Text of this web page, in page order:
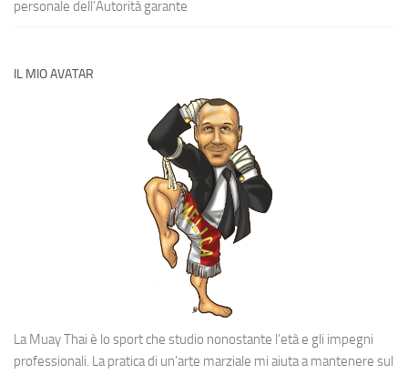
personale dell’Autorità garante
IL MIO AVATAR
La Muay Thai è lo sport che studio nonostante l’età e gli impegni
professionali. La pratica di un’arte marziale mi aiuta a mantenere sul